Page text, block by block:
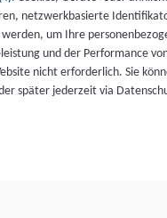
netzwerkbasierte
um Ihre
und der Performance
nicht erforderlich. Sie
später jederzeit via